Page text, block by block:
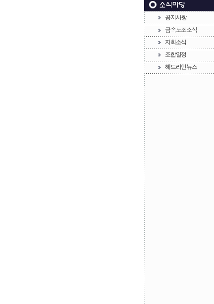
공지사항
금속노조소식
지회소식
조합일정
헤드라인뉴스